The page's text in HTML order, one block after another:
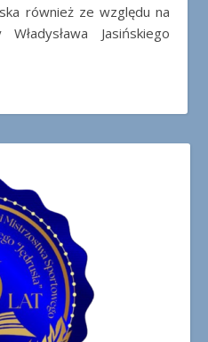
również ze względu na
Jasińskiego